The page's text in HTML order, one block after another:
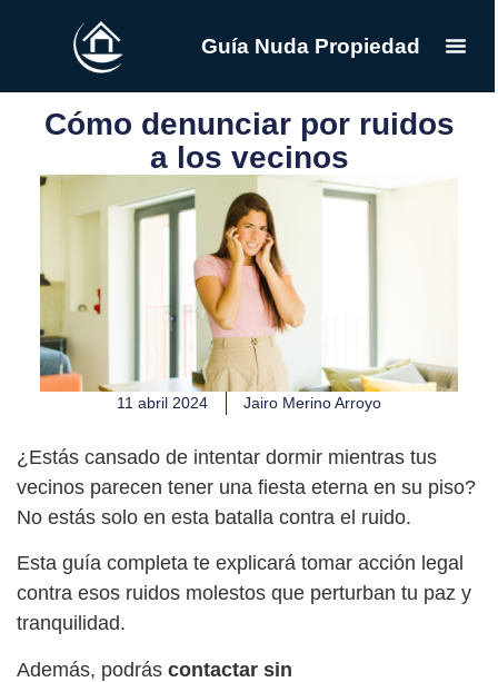
Guía Nuda Propiedad
Cómo denunciar por ruidos
a los vecinos
11 abril 2024 Jairo Merino Arroyo
¿Estás cansado de intentar dormir mientras tus
vecinos parecen tener una fiesta eterna en su piso?
No estás solo en esta batalla contra el ruido.
Esta guía completa te explicará tomar acción legal
contra esos ruidos molestos que perturban tu paz y
tranquilidad.
Además, podrás contactar sin